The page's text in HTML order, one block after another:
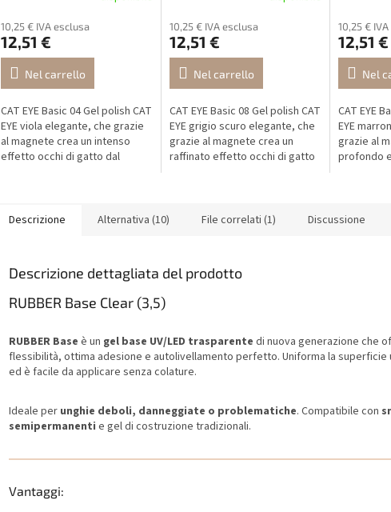
10,25 € IVA esclusa
12,51 €
Nel carrello
CAT EYE Basic 04 Gel polish CAT
EYE viola elegante, che grazie
al magnete crea un intenso
effetto occhi di gatto dal
10,25 € IVA esclusa
12,51 €
Nel carrello
CAT EYE Basic 08 Gel polish CAT
EYE grigio scuro elegante, che
grazie al magnete crea un
raffinato effetto occhi di gatto
10,25 €
12,51 €
Nel
CAT EYE
EYE
grazie al
profondo
Descrizione Alternativa (10) File correlati (1) Discussione
Descrizione dettagliata del prodotto
RUBBER Base Clear (3,5)
RUBBER Base è un gel base UV/LED trasparente di nuova generazione che
flessibilità, ottima adesione e autolivellamento perfetto. Uniforma la superficie
ed è facile da applicare senza colature.
Ideale per unghie deboli, danneggiate o problematiche. Compatibile con
semipermanenti e gel di costruzione tradizionali.
Vantaggi: